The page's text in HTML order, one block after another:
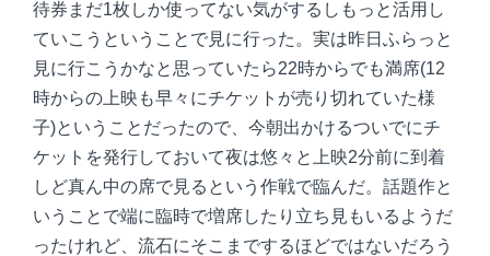
待券まだ1枚しか使ってない気がするしもっと活用し
ていこうということで見に行った。実は昨日ふらっと
見に行こうかなと思っていたら22時からでも満席(12
時からの上映も早々にチケットが売り切れていた様
子)ということだったので、今朝出かけるついでにチ
ケットを発行しておいて夜は悠々と上映2分前に到着
しど真ん中の席で見るという作戦で臨んだ。話題作と
いうことで端に臨時で増席したり立ち見もいるようだ
ったけれど、流石にそこまでするほどではないだろう